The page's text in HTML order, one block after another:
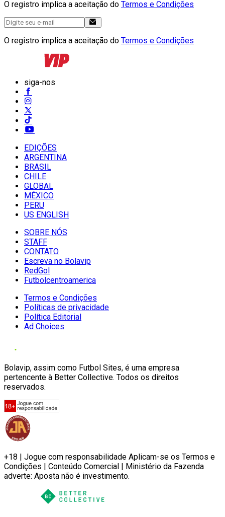
O registro implica a aceitação do Termos e Condições
O registro implica a aceitação do Termos e Condições
siga-nos
EDIÇÕES
ARGENTINA
BRASIL
CHILE
GLOBAL
MÉXICO
PERU
US ENGLISH
SOBRE NÓS
STAFF
CONTATO
Escreva no Bolavip
RedGol
Futbolcentroamerica
Termos e Condições
Políticas de privacidade
Política Editorial
Ad Choices
Bolavip, assim como Futbol Sites, é uma empresa
pertencente à Better Collective. Todos os direitos
reservados.
+18 | Jogue com responsabilidade Aplicam-se os Termos e
Condições | Conteúdo Comercial | Ministério da Fazenda
adverte: Aposta não é investimento.